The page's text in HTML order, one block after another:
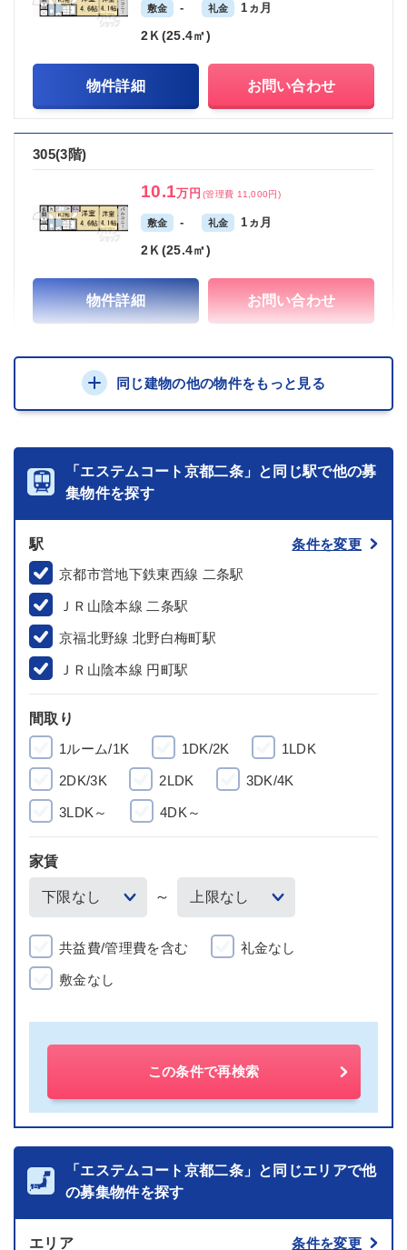
敷金 - 礼金 1ヵ月
2Ｋ(25.4㎡)
物件詳細 お問い合わせ
305(3階)
10.1万円 (管理費 11,000円)
敷金 - 礼金 1ヵ月
2Ｋ(25.4㎡)
物件詳細 お問い合わせ
同じ建物の他の物件をもっと見る
「エステムコート京都二条」と同じ駅で他の募
集物件を探す
駅
条件を変更
京都市営地下鉄東西線 二条駅
ＪＲ山陰本線 二条駅
京福北野線 北野白梅町駅
ＪＲ山陰本線 円町駅
間取り
1ルーム/1K
1DK/2K 1LDK
2DK/3K 2LDK 3DK/4K
3LDK～ 4DK～
家賃
～
共益費/管理費を含む 礼金なし
敷金なし
この条件で再検索
「エステムコート京都二条」と同じエリアで他
の募集物件を探す
エリア 条件を変更